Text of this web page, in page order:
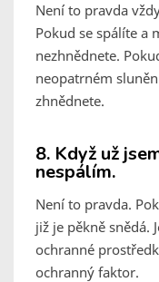
Není to pravda
Pokud se spálíte a
nezhnědnete.
neopatrném
zhnědnete.
8. Když už
nespálím.
Není to pravda.
již je pěkně snědá.
ochranné
ochranný faktor.